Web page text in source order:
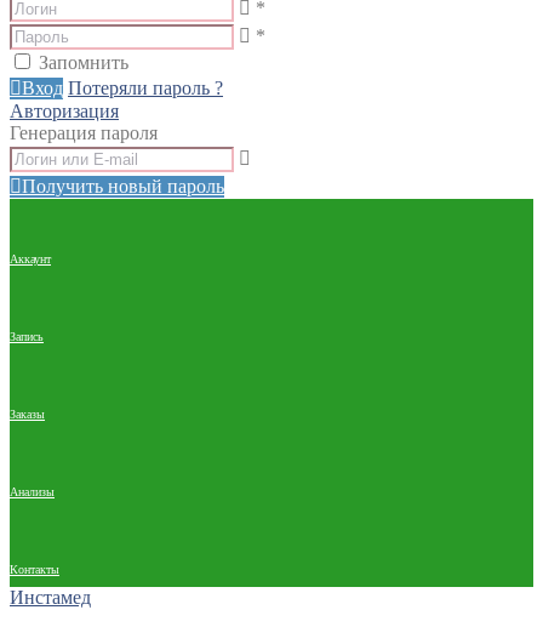
*
*
Запомнить
Вход Потеряли пароль ?
Авторизация
Генерация пароля
Получить новый пароль
Аккаунт
Запись
Заказы
Анализы
Контакты
Инстамед